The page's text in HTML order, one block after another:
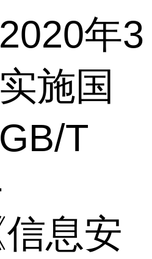
年3
施国
T
息安